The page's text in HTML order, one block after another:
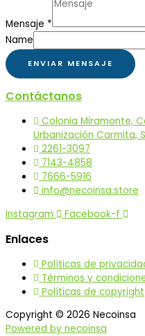
Mensaje *
Name
ENVIAR MENSAJE
Contáctanos
Colonia Miramonte,
Urbanización Carmita,
2261-3097
7143-4858
7666-5916
info@necoinsa.store
Instagram
Facebook-f
Enlaces
Políticas de
Términos y
Políticas de copyright
Copyright © 2026 Necoinsa
Powered by necoinsa